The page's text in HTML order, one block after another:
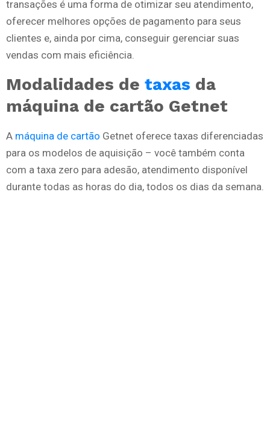
transações é uma forma de otimizar seu atendimento,
oferecer melhores opções de pagamento para seus
clientes e, ainda por cima, conseguir gerenciar suas
vendas com mais eficiência.
Modalidades de taxas da
máquina de cartão Getnet
A máquina de cartão Getnet oferece taxas diferenciadas
para os modelos de aquisição – você também conta
com a taxa zero para adesão, atendimento disponível
durante todas as horas do dia, todos os dias da semana.